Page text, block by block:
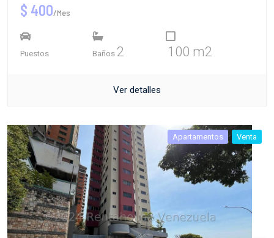
$ 400/Mes
Puestos Baños 2 100 m2
Ver detalles
Apartamentos Venta